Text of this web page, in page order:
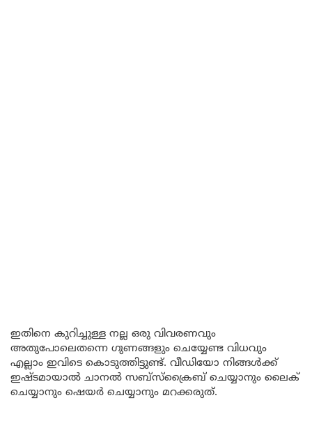
ഇതിനെ കുറിച്ചുള്ള നല്ല ഒരു വിവരണവും
അതുപോലെതന്നെ ഗുണങ്ങളും ചെയ്യേണ്ട വിധവും
എല്ലാം ഇവിടെ കൊടുത്തിട്ടുണ്ട്. വീഡിയോ നിങ്ങൾക്ക്
ഇഷ്ടമായാൽ ചാനൽ സബ്സ്ക്രൈബ് ചെയ്യാനും ലൈക്
ചെയ്യാനും ഷെയർ ചെയ്യാനും മറക്കരുത്.